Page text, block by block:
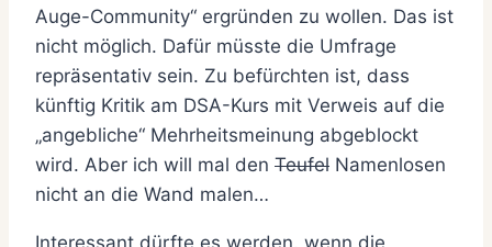
Auge-Community“ ergründen zu wollen. Das ist
nicht möglich. Dafür müsste die Umfrage
repräsentativ sein. Zu befürchten ist, dass
künftig Kritik am DSA-Kurs mit Verweis auf die
„angebliche“ Mehrheitsmeinung abgeblockt
wird. Aber ich will mal den Teufel Namenlosen
nicht an die Wand malen…